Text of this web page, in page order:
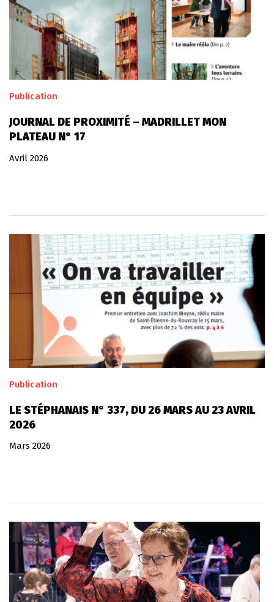
Publication
JOURNAL DE PROXIMITÉ – MADRILLET MON
PLATEAU N° 17
Avril 2026
Publication
LE STÉPHANAIS N° 337, DU 26 MARS AU 23 AVRIL
2026
Mars 2026